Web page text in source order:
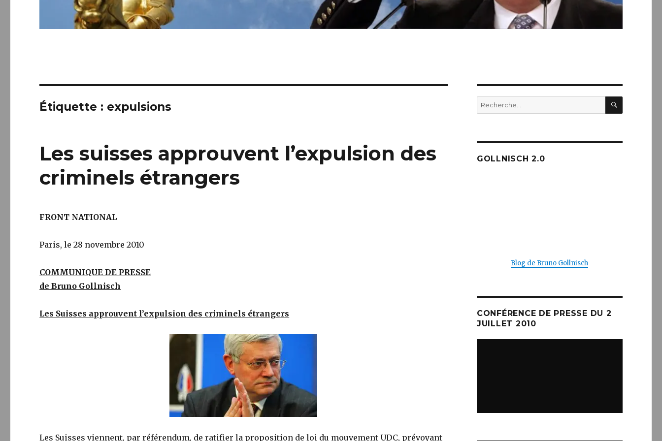
Étiquette : expulsions
Les suisses approuvent l’expulsion des
criminels étrangers
FRONT NATIONAL
Paris, le 28 novembre 2010
COMMUNIQUE DE PRESSE
de Bruno Gollnisch
Les Suisses approuvent l’expulsion des criminels étrangers
Les Suisses viennent, par référendum, de ratifier la proposition de loi du mouvement UDC, prévoyant
Recherche
pour :
GOLLNISCH 2.0
Blog de Bruno Gollnisch
CONFÉRENCE DE PRESSE DU 2
JUILLET 2010